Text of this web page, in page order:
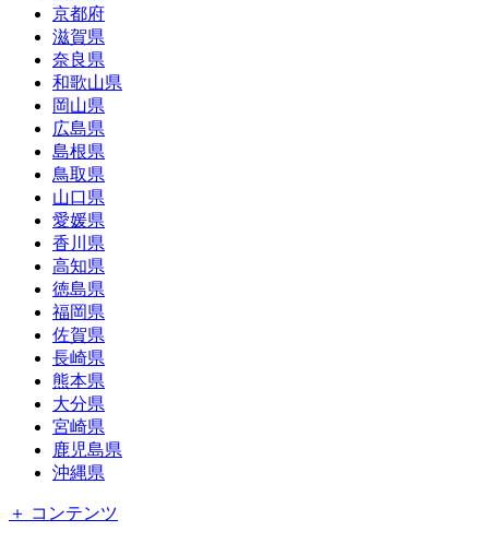
京都府
滋賀県
奈良県
和歌山県
岡山県
広島県
島根県
鳥取県
山口県
愛媛県
香川県
高知県
徳島県
福岡県
佐賀県
長崎県
熊本県
大分県
宮崎県
鹿児島県
沖縄県
＋ コンテンツ